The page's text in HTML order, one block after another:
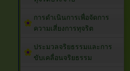
การดำเนินการเพื่อจัดการ
ความเสี่ยงการทุจริต
ประมวลจริยธรรมและการ
ขับเคลื่อนจริยธรรม